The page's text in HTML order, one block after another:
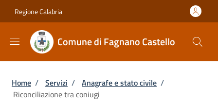
Regione Calabria
Comune di Fagnano Castello
Briciole di pane
Home / Servizi / Anagrafe e stato civile /
Riconciliazione tra coniugi